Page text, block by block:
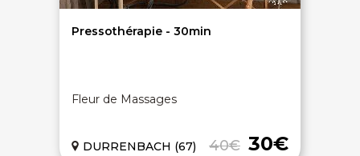
Pressothérapie - 30min
Fleur de Massages
40€ 30€
DURRENBACH (67)